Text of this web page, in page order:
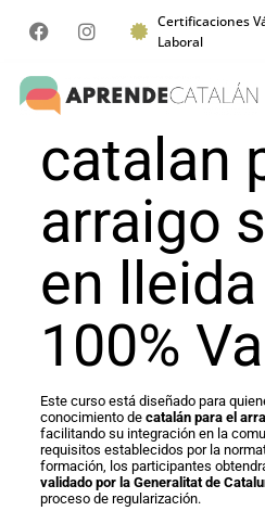
Certificaciones
Laboral
catalan
arraigo
en
100%
Este curso está diseñado para
conocimiento de catalán para el
facilitando su integración en la
requisitos establecidos por la
formación, los participantes
validado por la Generalitat de
proceso de regularización.